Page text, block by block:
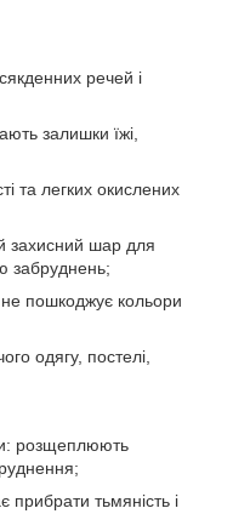
речей і
залишки їжі,
та легких окислених
захисний шар для
забруднень;
пошкоджує кольори
одягу, постелі,
розщеплюють
тьмяність і